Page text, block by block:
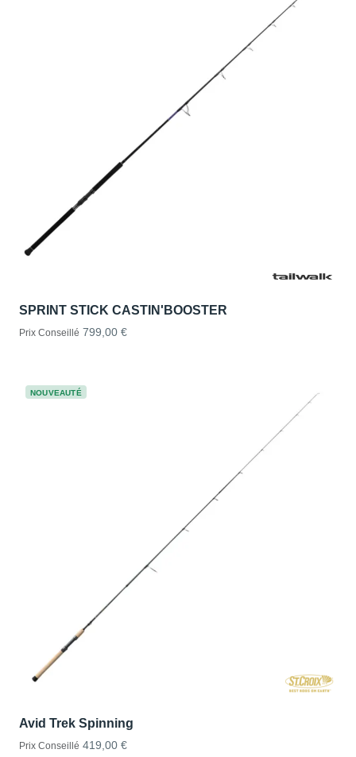
SPRINT STICK CASTIN'BOOSTER
Prix Conseillé 799,00 €
NOUVEAUTÉ
Avid Trek Spinning
Prix Conseillé 419,00 €